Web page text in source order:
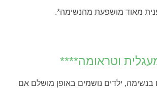
מאוד מושפעת מהנשימה*.
וטראומה****
בנשימה, ילדים נושמים באופן מושלם אם